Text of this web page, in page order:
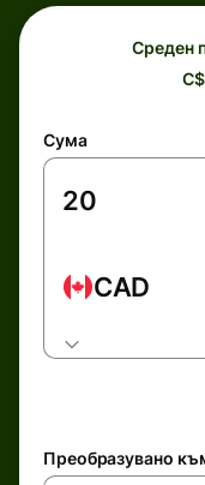
Среден
Сума
CAD
Преобразувано